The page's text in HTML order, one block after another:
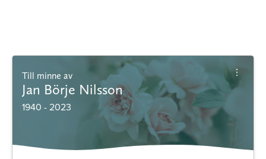
Till minne av
Jan Börje Nilsson
1940 - 2023